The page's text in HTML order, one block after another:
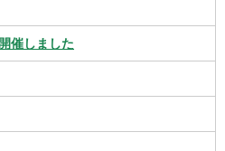
催しました